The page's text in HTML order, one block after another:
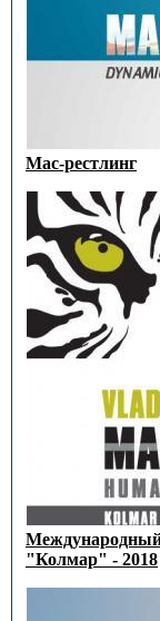
Мас-рестлинг
"Колмар" - 2018